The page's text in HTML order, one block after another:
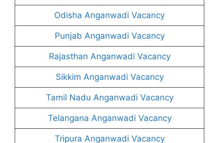
Odisha Anganwadi Vacancy
Punjab Anganwadi Vacancy
Rajasthan Anganwadi Vacancy
Sikkim Anganwadi Vacancy
Tamil Nadu Anganwadi Vacancy
Telangana Anganwadi Vacancy
Tripura Anganwadi Vacancy